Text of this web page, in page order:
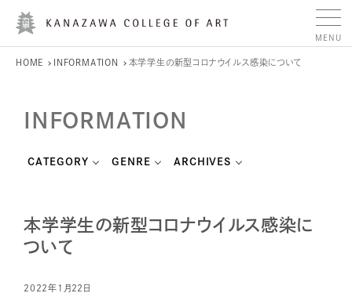
HOME INFORMATION 本学学生の新型コロナウイルス感染について
INFORMATION
CATEGORY GENRE ARCHIVES
本学学生の新型コロナウイルス感染に
ついて
2022年1月22日